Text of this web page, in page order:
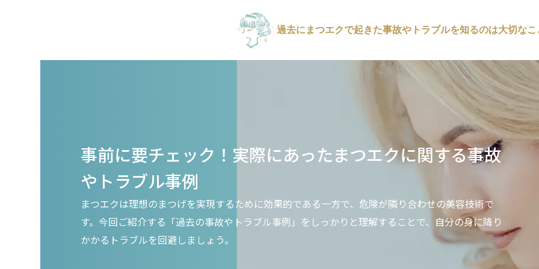
過去にまつエクで起きた事故やトラブルを知るのは大切なこ
事前に要チェック！実際にあったまつエクに関する事故
やトラブル事例
まつエクは理想のまつげを実現するために効果的である一方で、危険が隣り合わせの美容技術で
す。今回ご紹介する「過去の事故やトラブル事例」をしっかりと理解することで、自分の身に降り
かかるトラブルを回避しましょう。